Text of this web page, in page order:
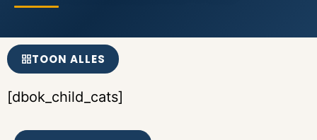
TOON ALLES
[dbok_child_cats]